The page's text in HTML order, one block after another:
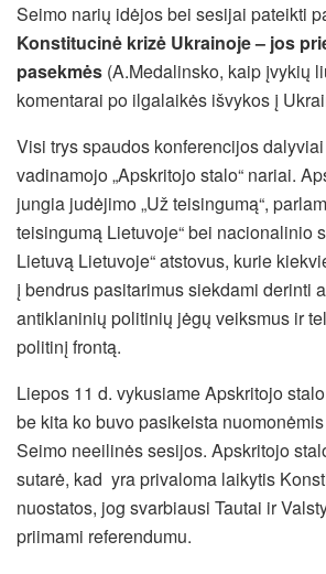
Seimo narių idėjos bei sesijai pateikti
Konstitucinė krizė Ukrainoje – jos
pasekmės (A.Medalinsko, kaip įvykių
komentarai po ilgalaikės išvykos į
Visi trys spaudos konferencijos
vadinamojo „Apskritojo stalo“ nariai.
jungia judėjimo „Už teisingumą“,
teisingumą Lietuvoje“ bei nacionalinio
Lietuvą Lietuvoje“ atstovus, kurie
į bendrus pasitarimus siekdami derinti
antiklaninių politinių jėgų veiksmus ir
politinį frontą.
Liepos 11 d. vykusiame Apskritojo
be kita ko buvo pasikeista
Seimo neeilinės sesijos. Apskritojo
sutarė, kad yra privaloma laikytis
nuostatos, jog svarbiausi Tautai ir
priimami referendumu.